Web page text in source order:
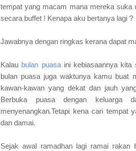
tempat yang macam mana mereka suka
secara buffet ! Kenapa aku bertanya lagi ?
Jawabnya dengan ringkas kerana dapat
Kalau bulan puasaini kebiasaannya kita
bulan puasa juga waktunya kamu buat
kawan-kawan yang dekat dan jauh
Berbuka puasa dengan keluarga
menyenangkan.Tetapi kena cari tempat
dan damai.
Sejak awal ramadhan lagi ramai rakan